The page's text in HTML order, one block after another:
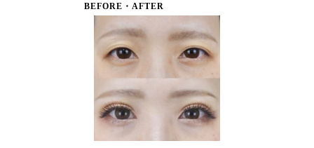
BEFORE・AFTER